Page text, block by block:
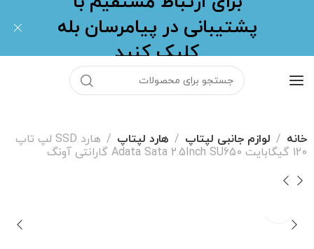
پشتیبانی در پیامرسان بله
کلیک کنید
خانه لوازم جانبی لپتاپ هارد لپتاپ
هارد SSD لپ تاپ
120 گیگابایت Adata Sata 2.5Inch SU650 گارانتی آونگ